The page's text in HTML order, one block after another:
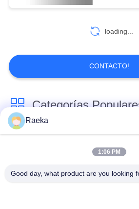
loading...
CONTACTO!
Categorías
bomba de vacío
voluta
Bomba de vacío seca
Raeka
1:06 PM
Good day, what product are you looking